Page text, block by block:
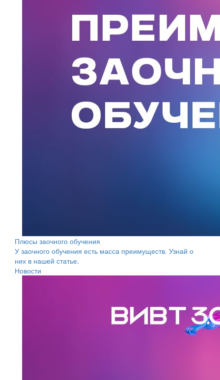
Плюсы заочного обучения
У заочного обучения есть масса преимуществ. Узнай о
них в нашей статье.
Новости